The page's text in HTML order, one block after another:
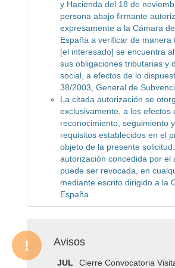
y Hacienda del 18 de
persona abajo firmante
expresamente a la Cámara
España a verificar de manera
[el interesado] se encuentra
sus obligaciones tributarias y
social, a efectos de lo
38/2003, General de
La citada autorización se
exclusivamente, a los efectos
reconocimiento, seguimiento
requisitos establecidos en el
objeto de la presente
autorización concedida por el
puede ser revocada, en
mediante escrito dirigido a la
España
Avisos
JUL
Cierre Convocatoria